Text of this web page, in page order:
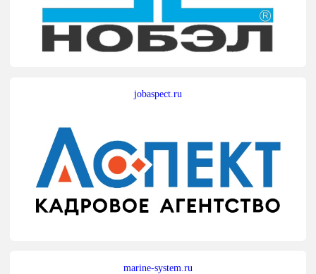
jobaspect.ru
marine-system.ru